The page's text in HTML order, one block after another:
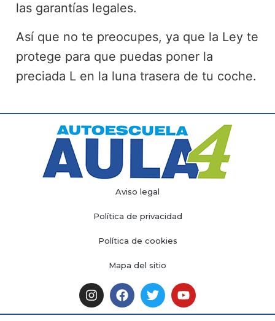
las garantías legales.
Así que no te preocupes, ya que la Ley te
protege para que puedas poner la
preciada L en la luna trasera de tu coche.
Aviso legal
Política de privacidad
Política de cookies
Mapa del sitio